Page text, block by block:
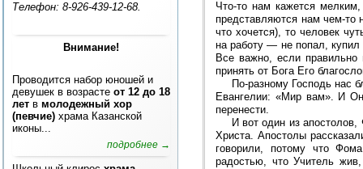
Телефон: 8-926-439-12-68.
Внимание!
Проводится набор юношей и
девушек в возрасте от 12 до 18
лет в молодежный хор
(певчие) храма Казанской
иконы...
подробнее →
Что-то нам кажется
представляются нам чем-то
что хочется), то человек
на работу — не попал,
Все важно, если
принять от Бога Его
По-разному Господь нас
Евангелии: «Мир вам». И
перенести.
И вот один из
Христа. Апостолы
говорили, потому что
радостью, что Учитель